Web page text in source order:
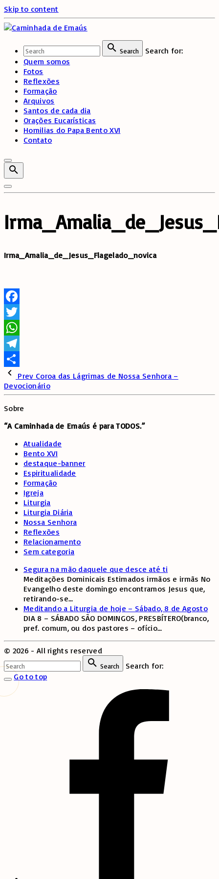
Skip to content
Search
Search for:
Quem somos
Fotos
Reflexões
Formação
Arquivos
Santos de cada dia
Orações Eucarísticas
Homilias do Papa Bento XVI
Contato
Irma_Amalia_de_Jesus_Flagelado_novica
Facebook
Twitter
WhatsApp
Telegram
SharePrev Coroa das Lágrimas de Nossa Senhora –
Devocionário
Sobre
“A Caminhada de Emaús é para TODOS.”
Atualidade
Bento XVI
destaque-banner
Espiritualidade
Formação
Igreja
Liturgia
Liturgia Diária
Nossa Senhora
Reflexões
Relacionamento
Sem categoria
Segura na mão daquele que desce até ti
Meditações Dominicais Estimados irmãos e irmãs No
Evangelho deste domingo encontramos Jesus que,
retirando-se...
Meditando a Liturgia de hoje – Sábado, 8 de Agosto
DIA 8 – SÁBADO SÃO DOMINGOS, PRESBÍTERO(branco,
pref. comum, ou dos pastores – ofício...
© 2026 - All rights reserved
Search
Search for:
Go to top